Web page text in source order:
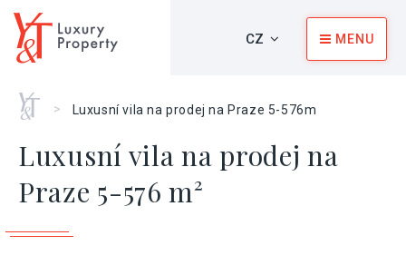
CZ MENU
Home
> Luxusní vila na prodej na Praze 5-576m
Luxusní vila na prodej na
Praze 5-576 m²